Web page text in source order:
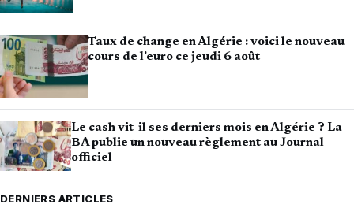
Taux de change en Algérie : voici le nouveau
cours de l’euro ce jeudi 6 août
Le cash vit-il ses derniers mois en Algérie ? La
BA publie un nouveau règlement au Journal
officiel
DERNIERS ARTICLES